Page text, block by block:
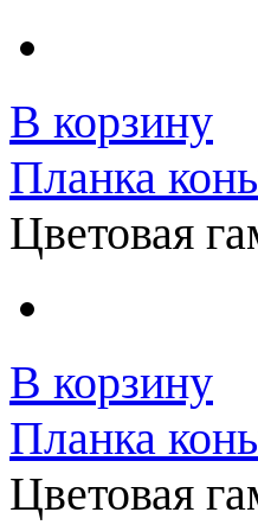
В корзину
Планка
Цветовая
В корзину
Планка
Цветовая